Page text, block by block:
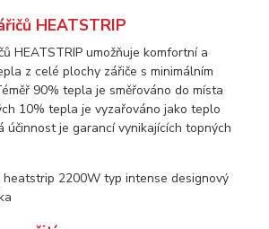
HEATSTRIP
HEATSTRIP umožňuje komfortní a
z celé plochy zářiče s minimálním
90% tepla je směřováno do místa
10% tepla je vyzařováno jako teplo
účinnost je garancí vynikajících topných